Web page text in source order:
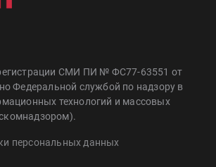
СМИ ПИ № ФС77-63551 от
Федеральной службой по надзору в
технологий и массовых
персональных данных